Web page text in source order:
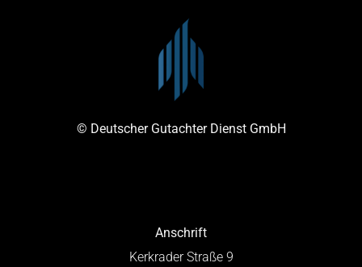
© Deutscher Gutachter Dienst GmbH
Anschrift
Kerkrader Straße 9